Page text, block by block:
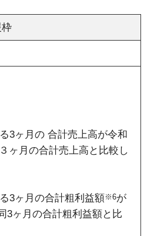
3ヶ月の 合計売上高が令和
ヶ月の合計売上高と比較し
3ヶ月の合計粗利益額※6が
3ヶ月の合計粗利益額と比